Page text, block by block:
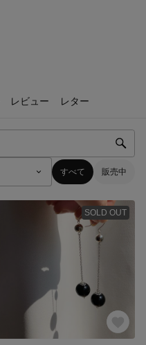
レビュー レター
すべて 販売中
SOLD OUT